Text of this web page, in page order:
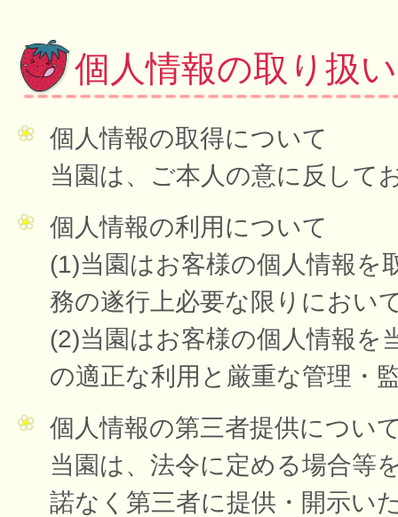
個人情報の取り扱
個人情報の取得について
当園は、ご本人の意に反して
個人情報の利用について
(1)当園はお客様の個人情報を
務の遂行上必要な限りにおい
(2)当園はお客様の個人情報を
の適正な利用と厳重な管理・
個人情報の第三者提供につい
当園は、法令に定める場合等
諾なく第三者に提供・開示い